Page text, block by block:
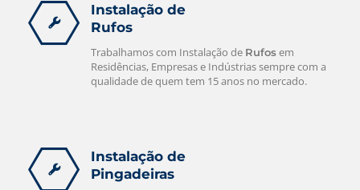
Instalação de
Rufos
Trabalhamos com Instalação de Rufosem
Residências, Empresas e Indústrias sempre com a
qualidade de quem tem 15 anos no mercado.
Instalação de
Pingadeiras